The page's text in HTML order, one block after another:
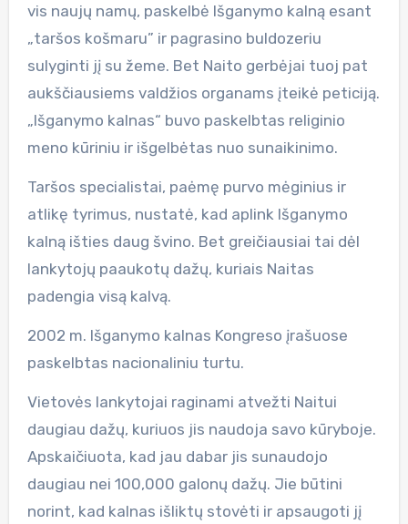
vis naujų namų, paskelbė Išganymo kalną esant
„taršos košmaru” ir pagrasino buldozeriu
sulyginti jį su žeme. Bet Naito gerbėjai tuoj pat
aukščiausiems valdžios organams įteikė peticiją.
„Išganymo kalnas“ buvo paskelbtas religinio
meno kūriniu ir išgelbėtas nuo sunaikinimo.
Taršos specialistai, paėmę purvo mėginius ir
atlikę tyrimus, nustatė, kad aplink Išganymo
kalną išties daug švino. Bet greičiausiai tai dėl
lankytojų paaukotų dažų, kuriais Naitas
padengia visą kalvą.
2002 m. Išganymo kalnas Kongreso įrašuose
paskelbtas nacionaliniu turtu.
Vietovės lankytojai raginami atvežti Naitui
daugiau dažų, kuriuos jis naudoja savo kūryboje.
Apskaičiuota, kad jau dabar jis sunaudojo
daugiau nei 100,000 galonų dažų. Jie būtini
norint, kad kalnas išliktų stovėti ir apsaugoti jį